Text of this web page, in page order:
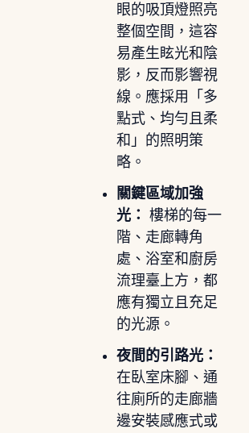
眼的吸頂燈照亮
整個空間，這容
易產生眩光和陰
影，反而影響視
線。應採用「多
點式、均勻且柔
和」的照明策
略。
關鍵區域加強
光： 樓梯的每一
階、走廊轉角
處、浴室和廚房
流理臺上方，都
應有獨立且充足
的光源。
夜間的引路光：
在臥室床腳、通
往廁所的走廊牆
邊安裝感應式或